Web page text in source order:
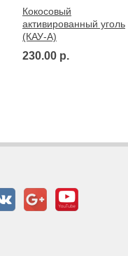
Кокосовый
активированный уголь
(КАУ-А)
230.00 р.